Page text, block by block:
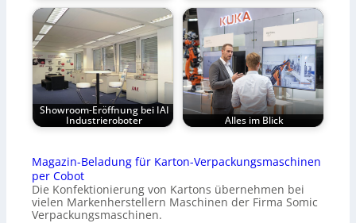
Showroom-Eröffnung bei IAI
Industrieroboter Alles im Blick
Magazin-Beladung für Karton-Verpackungsmaschinen
per Cobot
Die Konfektionierung von Kartons übernehmen bei
vielen Markenherstellern Maschinen der Firma Somic
Verpackungsmaschinen.